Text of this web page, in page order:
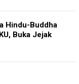
Hindu-Buddha
Buka Jejak